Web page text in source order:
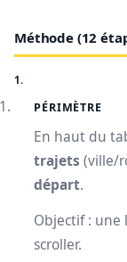
Méthode (12
PÉRIMÈTRE
En haut du
trajets (ville/
départ.
Objectif : une
scroller.